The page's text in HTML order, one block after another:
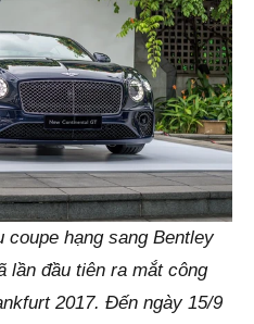
coupe hạng sang Bentley
lần đầu tiên ra mắt công
2017. Đến ngày 15/9